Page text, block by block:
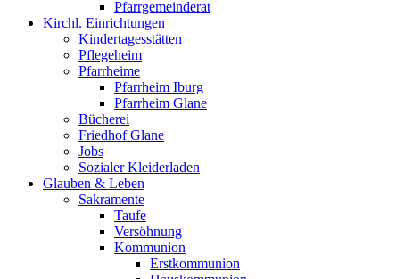
Pfarrgemeinderat
Kirchl. Einrichtungen
Kindertagesstätten
Pflegeheim
Pfarrheime
Pfarrheim Iburg
Pfarrheim Glane
Bücherei
Friedhof Glane
Jobs
Sozialer Kleiderladen
Glauben & Leben
Sakramente
Taufe
Versöhnung
Kommunion
Erstkommunion